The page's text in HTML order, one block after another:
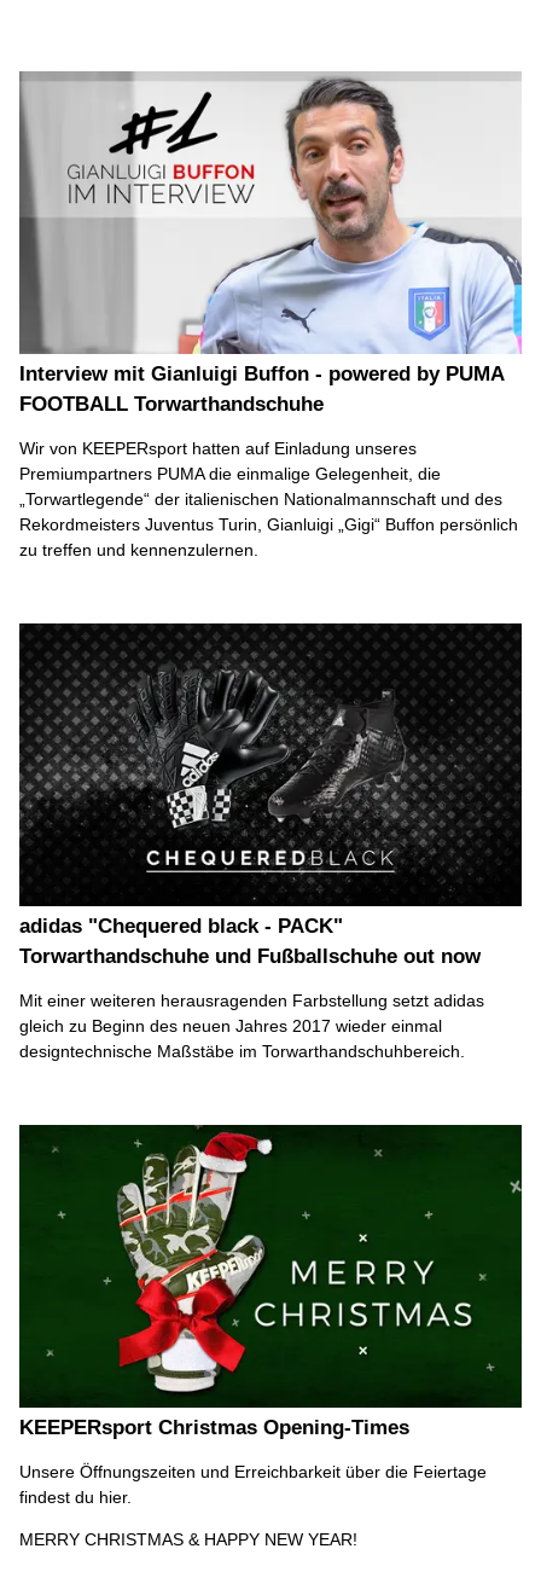
Interview mit Gianluigi Buffon - powered by PUMA
FOOTBALL Torwarthandschuhe
Wir von KEEPERsport hatten auf Einladung unseres
Premiumpartners PUMA die einmalige Gelegenheit, die
„Torwartlegende“ der italienischen Nationalmannschaft und des
Rekordmeisters Juventus Turin, Gianluigi „Gigi“ Buffon persönlich
zu treffen und kennenzulernen.
adidas "Chequered black - PACK"
Torwarthandschuhe und Fußballschuhe out now
Mit einer weiteren herausragenden Farbstellung setzt adidas
gleich zu Beginn des neuen Jahres 2017 wieder einmal
designtechnische Maßstäbe im Torwarthandschuhbereich.
KEEPERsport Christmas Opening-Times
Unsere Öffnungszeiten und Erreichbarkeit über die Feiertage
findest du hier.
MERRY CHRISTMAS & HAPPY NEW YEAR!